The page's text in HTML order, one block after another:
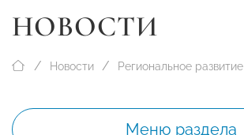
НОВОСТИ
Новости Региональное развитие
Меню раздела